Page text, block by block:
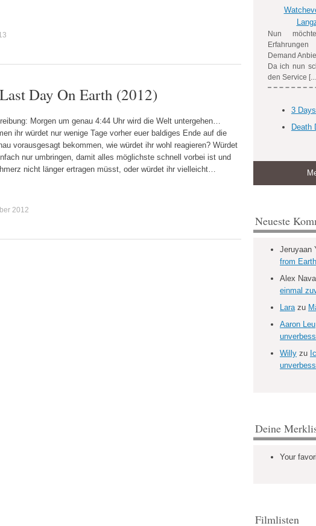
Day On Earth (2012)
Morgen um genau 4:44 Uhr wird die Welt untergehen…
ihr würdet nur wenige Tage vorher euer baldiges Ende auf die
vorausgesagt bekommen, wie würdet ihr wohl reagieren? Würdet
nur umbringen, damit alles möglichste schnell vorbei ist und
nicht länger ertragen müsst, oder würdet ihr vielleicht…
2012
Nun
Demand
Da ich nun
den Service
3 Days
Death
Neueste
Jeruyaan
from
Alex Nava
einmal
Larazu
Aaron Leu
Willy zu
Deine
Your
Filmlisten